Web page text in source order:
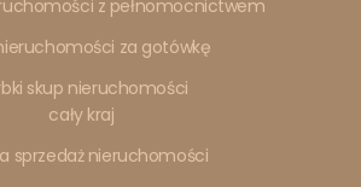
z pełnomocnictwem
za gotówkę
skup nieruchomości
cały kraj
sprzedaż nieruchomości